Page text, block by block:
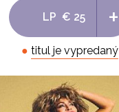
LP € 25 +
● titul je vypredaný